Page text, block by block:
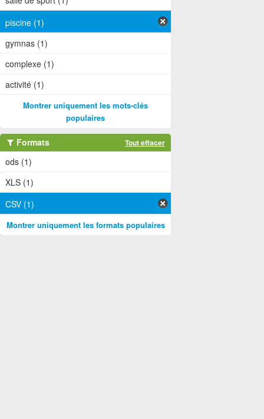
piscine (1)
gymnas (1)
complexe (1)
activité (1)
Montrer uniquement les mots-clés
populaires
Formats Tout effacer
ods (1)
XLS (1)
CSV (1)
Montrer uniquement les formats populaires